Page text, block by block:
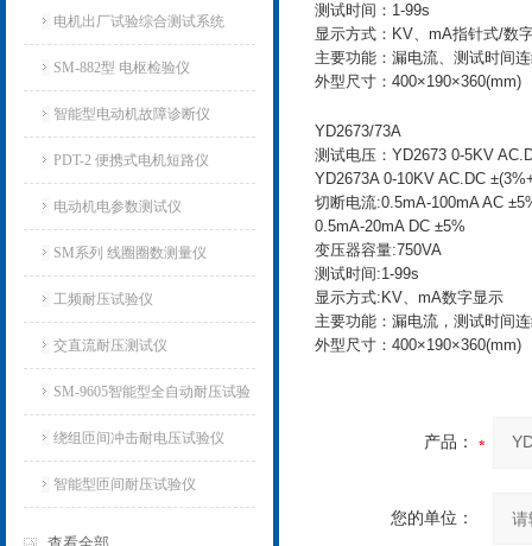
电机出厂试验综合测试系统
SM-882型 电枢检验仪
智能型电动机故障诊断仪
PDT-2 便携式电机短路仪
电动机电参数测试仪
SM系列 线圈圈数测量仪
工频耐压试验仪
交直流耐压测试仪
SM-9605智能型全自动耐压试验
仪
绕组匝间冲击耐电压试验仪
智能型匝间耐压试验仪
测试时间：1-99s
显示方式：KV、mA指针式/数
主要功能：漏电流、测试时间
外型尺寸：400×190×360(mm)
YD2673/73A
测试电压：YD2673 0-5KV
YD2673A 0-10KV AC.DC
切断电流:0.5mA-100mA AC
0.5mA-20mA DC ±5%
变压器容量:750VA
测试时间:1-99s
显示方式:KV、mA数字显示
主要功能：漏电流，测试时间
外型尺寸：400×190×360(mm)
产品：
您的单位：